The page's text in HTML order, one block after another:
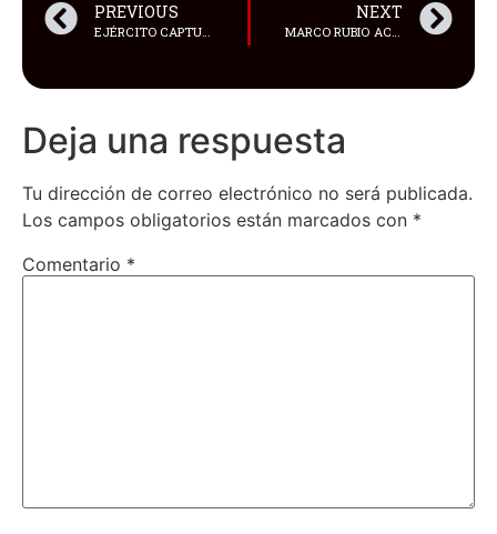
PREVIOUS
EJÉRCITO CAPTURÓ A ALIAS “GORDO LUCHO”, PRESUNTO MIEMBRO DE “LOS CHONEROS”, DURANTE OPERATIVO EN PORTOVIEJO
NEXT
MARCO RUBIO ACUSÓ A NICOLÁS MADURO DE LIDERAR EL “CARTEL DE LOS SOLES” Y LO VINCULA AL NARCOTRÁFICO INTERNACIONAL
Deja una respuesta
Tu dirección de correo electrónico no será publicada.
Los campos obligatorios están marcados con *
Comentario *